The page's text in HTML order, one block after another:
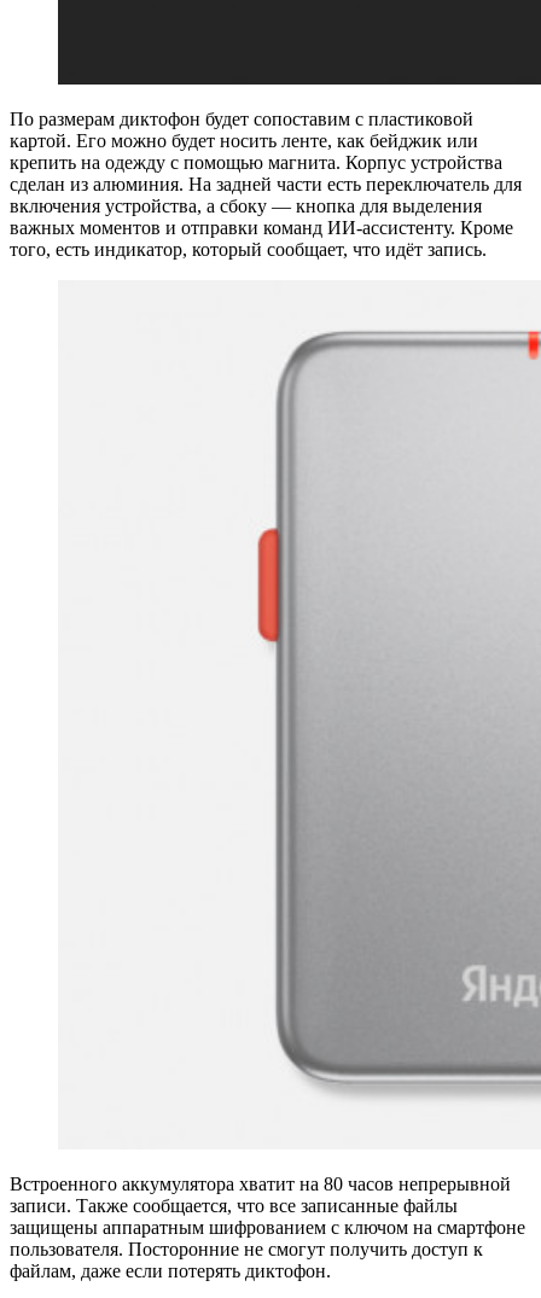
По размерам диктофон будет сопоставим с пластиковой
картой. Его можно будет носить ленте, как бейджик или
крепить на одежду с помощью магнита. Корпус устройства
сделан из алюминия. На задней части есть переключатель для
включения устройства, а сбоку — кнопка для выделения
важных моментов и отправки команд ИИ-ассистенту. Кроме
того, есть индикатор, который сообщает, что идёт запись.
Встроенного аккумулятора хватит на 80 часов непрерывной
записи. Также сообщается, что все записанные файлы
защищены аппаратным шифрованием с ключом на смартфоне
пользователя. Посторонние не смогут получить доступ к
файлам, даже если потерять диктофон.